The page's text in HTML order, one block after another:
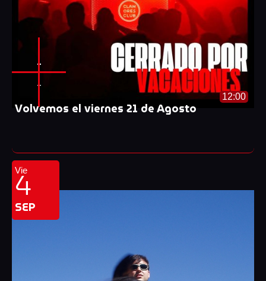
-
-
12:00
Volvemos el viernes 21 de Agosto
Vie
4
SEP